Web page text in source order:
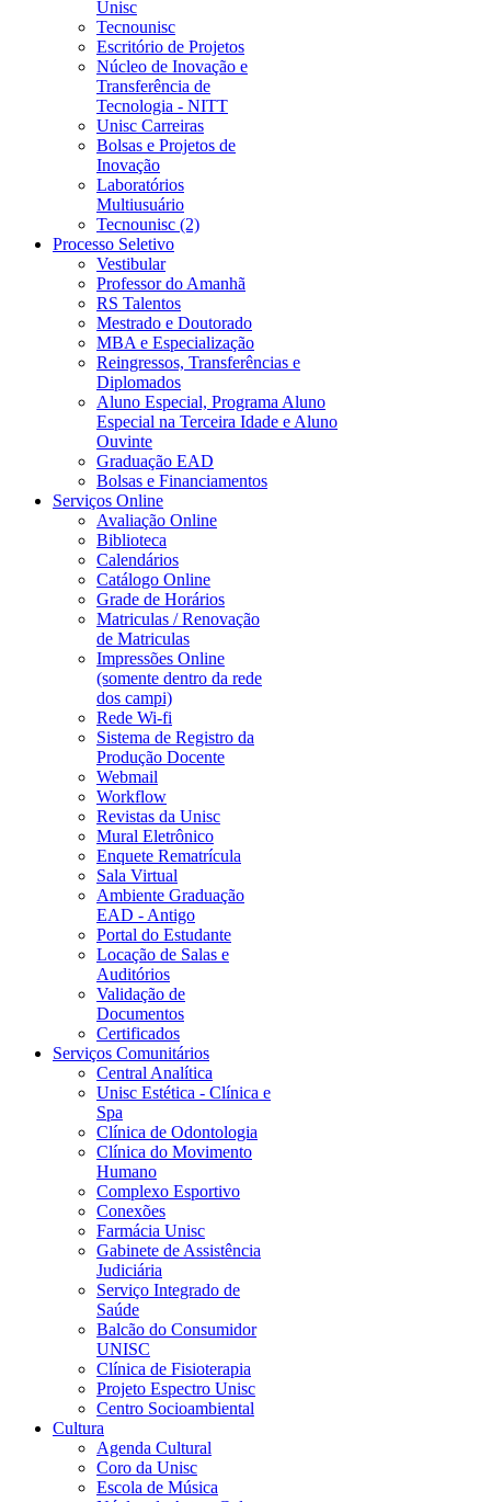
Unisc
Tecnounisc
Escritório de Projetos
Núcleo de Inovação e
Transferência de
Tecnologia - NITT
Unisc Carreiras
Bolsas e Projetos de
Inovação
Laboratórios
Multiusuário
Tecnounisc (2)
Processo Seletivo
Vestibular
Professor do Amanhã
RS Talentos
Mestrado e Doutorado
MBA e Especialização
Reingressos, Transferências e
Diplomados
Aluno Especial, Programa Aluno
Especial na Terceira Idade e Aluno
Ouvinte
Graduação EAD
Bolsas e Financiamentos
Serviços Online
Avaliação Online
Biblioteca
Calendários
Catálogo Online
Grade de Horários
Matriculas / Renovação
de Matriculas
Impressões Online
(somente dentro da rede
dos campi)
Rede Wi-fi
Sistema de Registro da
Produção Docente
Webmail
Workflow
Revistas da Unisc
Mural Eletrônico
Enquete Rematrícula
Sala Virtual
Ambiente Graduação
EAD - Antigo
Portal do Estudante
Locação de Salas e
Auditórios
Validação de
Documentos
Certificados
Serviços Comunitários
Central Analítica
Unisc Estética - Clínica e
Spa
Clínica de Odontologia
Clínica do Movimento
Humano
Complexo Esportivo
Conexões
Farmácia Unisc
Gabinete de Assistência
Judiciária
Serviço Integrado de
Saúde
Balcão do Consumidor
UNISC
Clínica de Fisioterapia
Projeto Espectro Unisc
Centro Socioambiental
Cultura
Agenda Cultural
Coro da Unisc
Escola de Música